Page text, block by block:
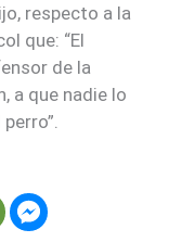
respecto a la
que: “El
de la
a que nadie lo